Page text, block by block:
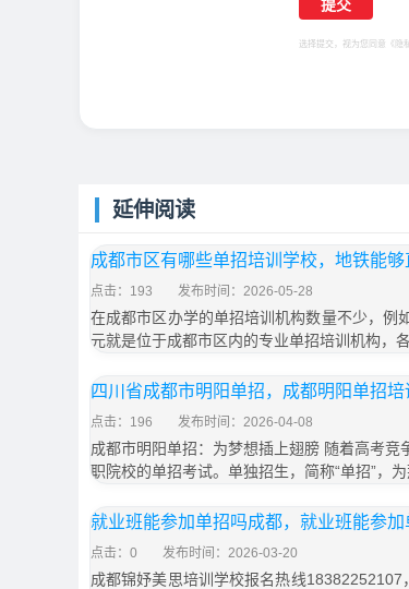
选择提交，视为您同意 《隐
延伸阅读
成都市区有哪些单招培训学校，地铁能
点击：193 发布时间：2026-05-28
在成都市区办学的单招培训机构数量不少，例
元就是位于成都市区内的专业单招培训机构，
四川省成都市明阳单招，成都明阳单招
点击：196 发布时间：2026-04-08
成都市明阳单招：为梦想插上翅膀 随着高考
职院校的单招考试。单独招生，简称“单招”，
就业班能参加单招吗成都，就业班能参
点击：0 发布时间：2026-03-20
成都锦妤美思培训学校报名热线18382252107